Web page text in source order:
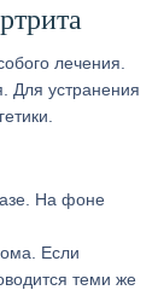
лечения.
Для устранения
На фоне
Если
теми же